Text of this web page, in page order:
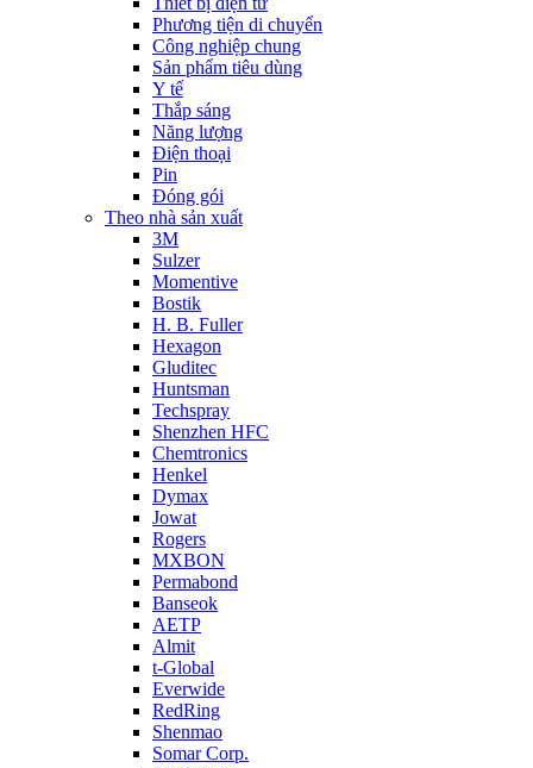
Phương tiện di chuyển
Công nghiệp chung
Sản phẩm tiêu dùng
Y tế
Thắp sáng
Năng lượng
Điện thoại
Pin
Đóng gói
Theo nhà sản xuất
3M
Sulzer
Momentive
Bostik
H. B. Fuller
Hexagon
Gluditec
Huntsman
Techspray
Shenzhen HFC
Chemtronics
Henkel
Dymax
Jowat
Rogers
MXBON
Permabond
Banseok
AETP
Almit
t-Global
Everwide
RedRing
Shenmao
Somar Corp.